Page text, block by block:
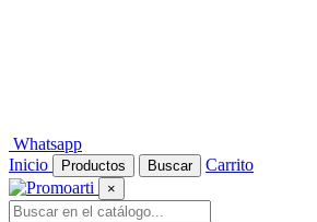
Whatsapp
Inicio
Productos Buscar Carrito
×